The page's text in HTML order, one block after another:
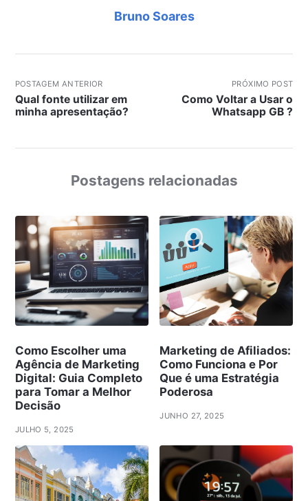
Bruno Soares
POSTAGEM ANTERIOR
Qual fonte utilizar em
minha apresentação?
PRÓXIMO POST
Como Voltar a Usar o
Whatsapp GB ?
Postagens relacionadas
Como Escolher uma
Agência de Marketing
Digital: Guia Completo
para Tomar a Melhor
Decisão
JULHO 5, 2025
Marketing de Afiliados:
Como Funciona e Por
Que é uma Estratégia
Poderosa
JUNHO 27, 2025